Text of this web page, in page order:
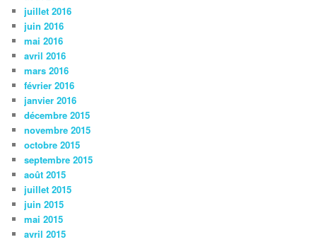
juillet 2016
juin 2016
mai 2016
avril 2016
mars 2016
février 2016
janvier 2016
décembre 2015
novembre 2015
octobre 2015
septembre 2015
août 2015
juillet 2015
juin 2015
mai 2015
avril 2015